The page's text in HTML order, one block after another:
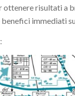
ottenere risultati a
benefici immediati